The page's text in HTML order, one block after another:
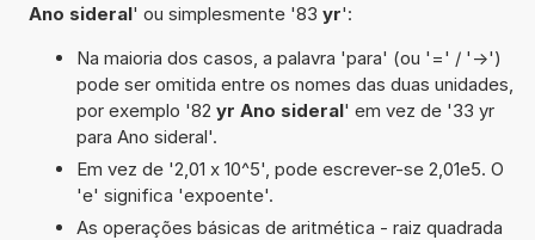
Ano sideral' ou simplesmente '83 yr':
Na maioria dos casos, a palavra 'para' (ou '=' / '->')
pode ser omitida entre os nomes das duas unidades,
por exemplo '82 yr Ano sideral' em vez de '33 yr
para Ano sideral'.
Em vez de '2,01 x 10^5', pode escrever-se 2,01e5. O
'e' significa 'expoente'.
As operações básicas de aritmética - raiz quadrada